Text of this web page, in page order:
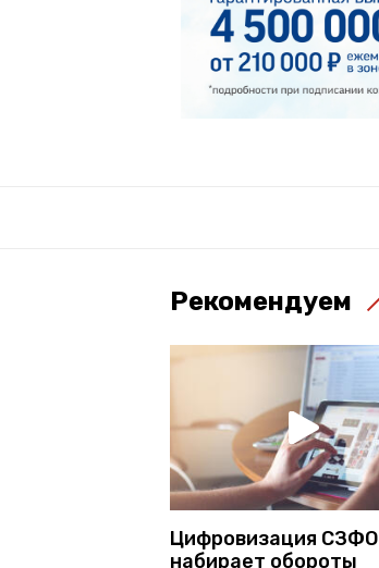
Рекомендуем
Цифровизация СЗФО
набирает обороты